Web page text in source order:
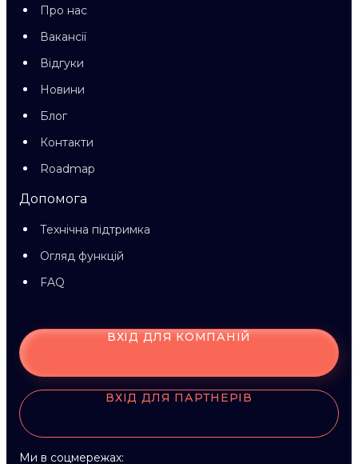
Про нас
Вакансії
Відгуки
Новини
Блог
Контакти
Roadmap
Допомога
Технічна підтримка
Огляд функцій
FAQ
ВХІД ДЛЯ КОМПАНІЙ
ВХІД ДЛЯ ПАРТНЕРІВ
Ми в соцмережах: